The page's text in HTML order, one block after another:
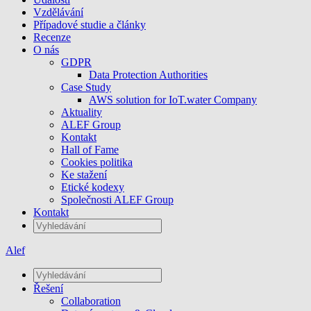
Vzdělávání
Případové studie a články
Recenze
O nás
GDPR
Data Protection Authorities
Case Study
AWS solution for IoT.water Company
Aktuality
ALEF Group
Kontakt
Hall of Fame
Cookies politika
Ke stažení
Etické kodexy
Společnosti ALEF Group
Kontakt
Alef
Řešení
Collaboration